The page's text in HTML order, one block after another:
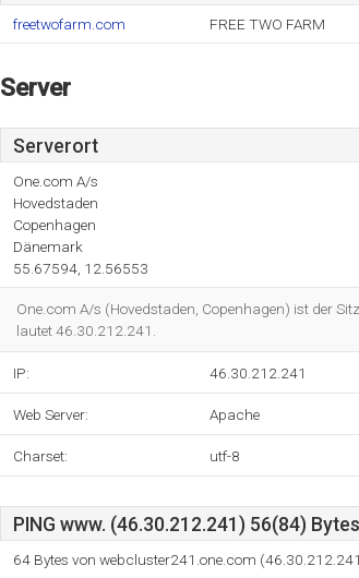
freetwofarm.com FREE TWO FARM
Server
Serverort
One.com A/s
Hovedstaden
Copenhagen
Dänemark
55.67594, 12.56553
One.com A/s (Hovedstaden, Copenhagen) ist der
lautet 46.30.212.241.
IP: 46.30.212.241
Web Server: Apache
Charset: utf-8
PING www. (46.30.212.241) 56(84)
64 Bytes von webcluster241.one.com